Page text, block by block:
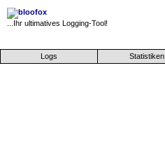
...Ihr ultimatives Logging-Tool!
Logs Statistiken